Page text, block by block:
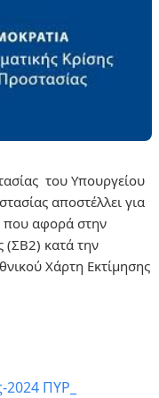
του Υπουργείου
αποστέλλει για
που αφορά στην
(ΣΒ2) κατά την
Χάρτη Εκτίμησης
ΠΥΡ_